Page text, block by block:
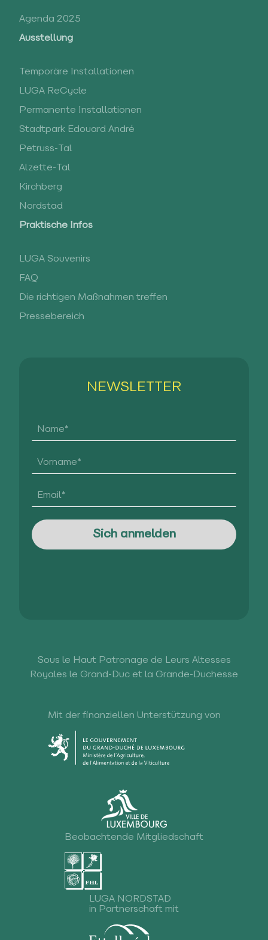
Agenda 2025
Ausstellung
Temporäre Installationen
LUGA ReCycle
Permanente Installationen
Stadtpark Edouard André
Petruss-Tal
Alzette-Tal
Kirchberg
Nordstad
Praktische Infos
LUGA Souvenirs
FAQ
Die richtigen Maßnahmen treffen
Pressebereich
NEWSLETTER
Sous le Haut Patronage de Leurs Altesses
Royales le Grand-Duc et la Grande-Duchesse
Mit der finanziellen Unterstützung von
Beobachtende Mitgliedschaft
LUGA NORDSTAD
in Partnerschaft mit